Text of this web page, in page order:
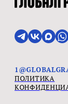
ПОЛИТИКА